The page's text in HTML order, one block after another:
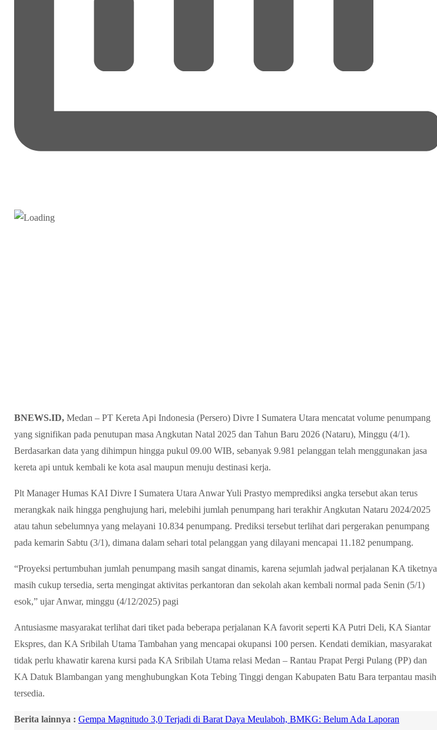
BNEWS.ID, Medan – PT Kereta Api Indonesia (Persero) Divre I Sumatera Utara mencatat volume penumpang
yang signifikan pada penutupan masa Angkutan Natal 2025 dan Tahun Baru 2026 (Nataru), Minggu (4/1).
Berdasarkan data yang dihimpun hingga pukul 09.00 WIB, sebanyak 9.981 pelanggan telah menggunakan jasa
kereta api untuk kembali ke kota asal maupun menuju destinasi kerja.
Plt Manager Humas KAI Divre I Sumatera Utara Anwar Yuli Prastyo memprediksi angka tersebut akan terus
merangkak naik hingga penghujung hari, melebihi jumlah penumpang hari terakhir Angkutan Nataru 2024/2025
atau tahun sebelumnya yang melayani 10.834 penumpang. Prediksi tersebut terlihat dari pergerakan penumpang
pada kemarin Sabtu (3/1), dimana dalam sehari total pelanggan yang dilayani mencapai 11.182 penumpang.
“Proyeksi pertumbuhan jumlah penumpang masih sangat dinamis, karena sejumlah jadwal perjalanan KA tiketnya
masih cukup tersedia, serta mengingat aktivitas perkantoran dan sekolah akan kembali normal pada Senin (5/1)
esok,” ujar Anwar, minggu (4/12/2025) pagi
Antusiasme masyarakat terlihat dari tiket pada beberapa perjalanan KA favorit seperti KA Putri Deli, KA Siantar
Ekspres, dan KA Sribilah Utama Tambahan yang mencapai okupansi 100 persen. Kendati demikian, masyarakat
tidak perlu khawatir karena kursi pada KA Sribilah Utama relasi Medan – Rantau Prapat Pergi Pulang (PP) dan
KA Datuk Blambangan yang menghubungkan Kota Tebing Tinggi dengan Kabupaten Batu Bara terpantau masih
tersedia.
Berita lainnya : Gempa Magnitudo 3,0 Terjadi di Barat Daya Meulaboh, BMKG: Belum Ada Laporan